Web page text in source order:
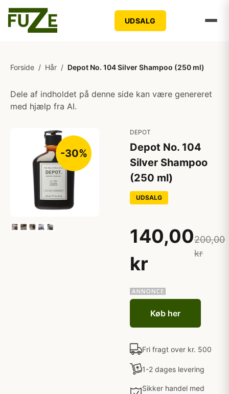
UDSALG
Forside / Hår / Depot No. 104 Silver Shampoo (250 ml)
Dele af indholdet på denne side kan være genereret
med hjælp fra AI.
-30%
DEPOT
Depot No. 104
Silver Shampoo
(250 ml)
UDSALG
140,00
kr
200,00
kr
Køb her
Fri fragt over kr. 500
1-2 dages levering
Sikker handel med